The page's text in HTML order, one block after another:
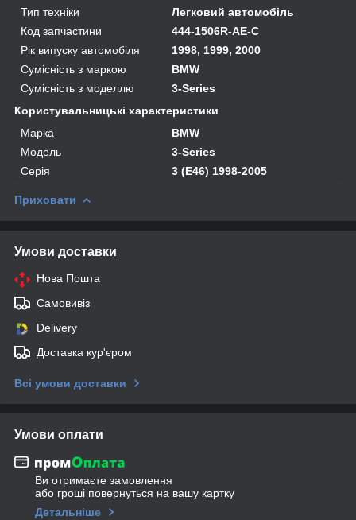
Тип техніки
Легковий автомобіль
Код запчастини
444-1506R-AE-C
Рік випуску автомобіля
1998, 1999, 2000
Сумісність з маркою
BMW
Сумісність з моделлю
3-Series
Користувальницькі характеристики
Марка
BMW
Модель
3-Series
Серія
3 (E46) 1998-2005
Приховати
Умови доставки
Нова Пошта
Самовивіз
Delivery
Доставка кур'єром
Всі умови доставки
Умови оплати
Ви отримаєте замовлення
або гроші повернуться на вашу картку
Детальніше